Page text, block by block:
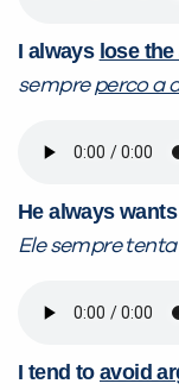
I always lose
sempreperco a
He always
Ele sempre tenta
I tend toavoid